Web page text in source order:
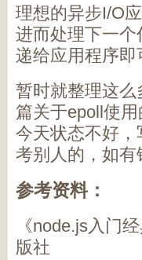
理想的异步I/O
进而处理下一
递给应用程序即
暂时就整理这
篇关于epoll使
今天状态不好
考别人的，如有
参考资料：
《node.js入门
版社